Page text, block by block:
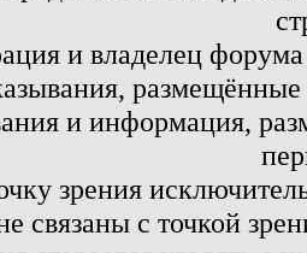
и владелец
и информация,
зрения
связаны с точкой